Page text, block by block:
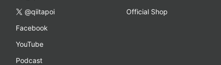
@qiitapoi
Facebook
YouTube
Podcast
Official Shop